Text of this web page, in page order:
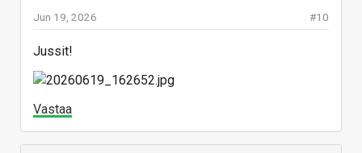
#10
Jun 19, 2026
Jussit!
Vastaa